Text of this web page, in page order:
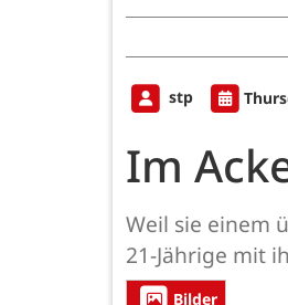
stp
Im
Weil sie einem
21-Jährige mit
Bilder